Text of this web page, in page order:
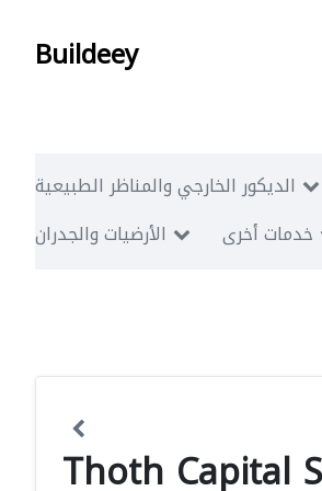
Buildeey
الديكور الخارجي والمناظر الطبيعية
الأرضيات والجدران
خدمات أخرى
Thoth Capital